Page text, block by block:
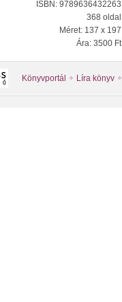
ISBN: 9789636432263
368 oldal
Méret: 137 x 197
Ára: 3500 Ft
Könyvportál Líra könyv